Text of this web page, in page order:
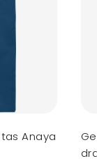
Anaya